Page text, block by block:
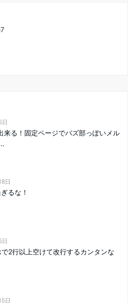
来る！固定ページでバズ部っぽいメル
日
るな！
2行以上空けて改行するカンタンな
日